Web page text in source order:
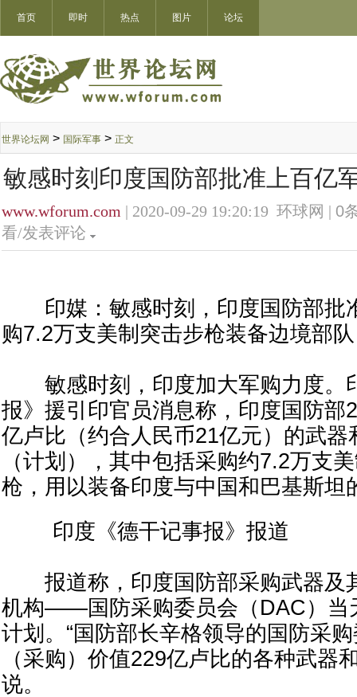
首页 即时 热点 图片 论坛
世界论坛网 > 国际军事 > 正文
敏感时刻印度国防部批准上百亿
www.wforum.com | 2020-09-29 19:20:19 环球网 | 0
看/发表评论
印媒：敏感时刻，印度国防部批
购7.2万支美制突击步枪装备边境部队
敏感时刻，印度加大军购力度。
报》援引印官员消息称，印度国防部
亿卢比（约合人民币21亿元）的武器
（计划），其中包括采购约7.2万支
枪，用以装备印度与中国和巴基斯坦
印度《德干记事报》报道
报道称，印度国防部采购武器及
机构——国防采购委员会（DAC）当
计划。“国防部长辛格领导的国防采
（采购）价值229亿卢比的各种武器
说。